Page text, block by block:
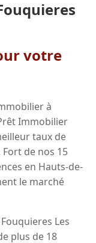
votre
à
Immobilier
taux de
de nos 15
en Hauts-de-
le marché
Les
plus de 18